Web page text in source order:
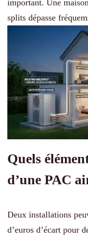
important. Une
splits dépasse
Quels
d’une PAC
Deux installations
d’euros d’écart pour